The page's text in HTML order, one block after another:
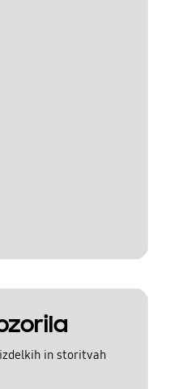
in storitvah